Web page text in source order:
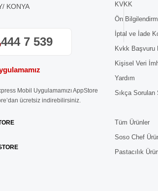
KONYA
444 7 539
Mobil Uygulamamızı AppStore
ücretsiz indirebilirsiniz.
KVKK
Ön
İptal ve İade
Kvkk Başvuru
Kişisel Veri
Yardım
Sıkça Sorulan
Tüm Ürünler
Soso Chef
Pastacılık